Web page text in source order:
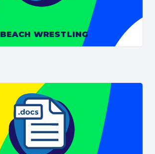
BEACH WRESTLING